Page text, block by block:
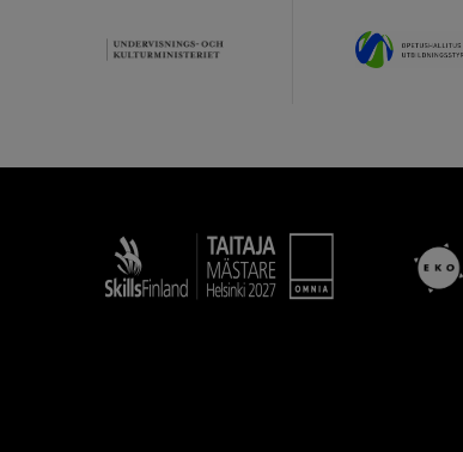
Taitaja